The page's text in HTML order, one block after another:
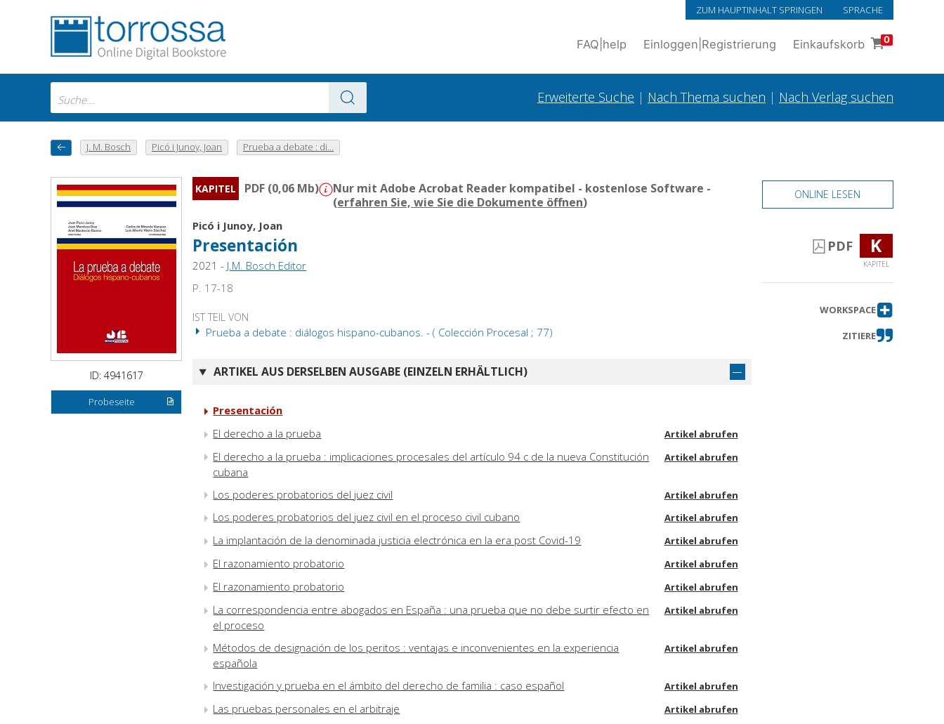
ZUM HAUPTINHALT SPRINGEN SPRACHE
FAQ help Einloggen Registrierung Einkaufskorb 0
Erweiterte Suche | Nach Thema suchen | Nach Verlag suchen
J. M. Bosch Picó i Junoy, Joan Prueba a debate : di...
ID: 4941617
Probeseite
KAPITEL PDF (0,06 Mb)
Nur mit Adobe Acrobat Reader kompatibel - kostenlose Software -
(erfahren Sie, wie Sie die Dokumente öffnen)
Picó i Junoy, Joan
Presentación
2021 - J.M. Bosch Editor
P. 17-18
IST TEIL VON
Prueba a debate : diálogos hispano-cubanos. - ( Colección Procesal ; 77)
ARTIKEL AUS DERSELBEN AUSGABE (EINZELN ERHÄLTLICH)
Presentación
El derecho a la prueba
Artikel abrufen
El derecho a la prueba : implicaciones procesales del artículo 94 c de la nueva Constitución
cubana
Artikel abrufen
Los poderes probatorios del juez civil Artikel abrufen
Los poderes probatorios del juez civil en el proceso civil cubano Artikel abrufen
La implantación de la denominada justicia electrónica en la era post Covid-19 Artikel abrufen
El razonamiento probatorio Artikel abrufen
El razonamiento probatorio Artikel abrufen
La correspondencia entre abogados en España : una prueba que no debe surtir efecto en
el proceso
Artikel abrufen
Métodos de designación de los peritos : ventajas e inconvenientes en la experiencia
española
Artikel abrufen
Investigación y prueba en el ámbito del derecho de familia : caso español Artikel abrufen
Las pruebas personales en el arbitraje Artikel abrufen
ONLINE LESEN
PDF K
KAPITEL
WORKSPACE
ZITIERE